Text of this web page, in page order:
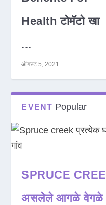
Health टोमॅटो खा
...
ऑगस्ट 5, 2021
EVENT Popular
SPRUCE
असलेले आगळे वेगळे